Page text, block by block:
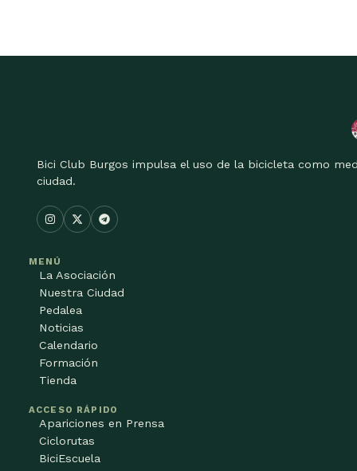
Bici Club Burgos impulsa el uso de la bicicleta como
ciudad.
MENÚ
La Asociación
Nuestra Ciudad
Pedalea
Noticias
Calendario
Formación
Tienda
ACCESO RÁPIDO
Apariciones en Prensa
Ciclorutas
BiciEscuela